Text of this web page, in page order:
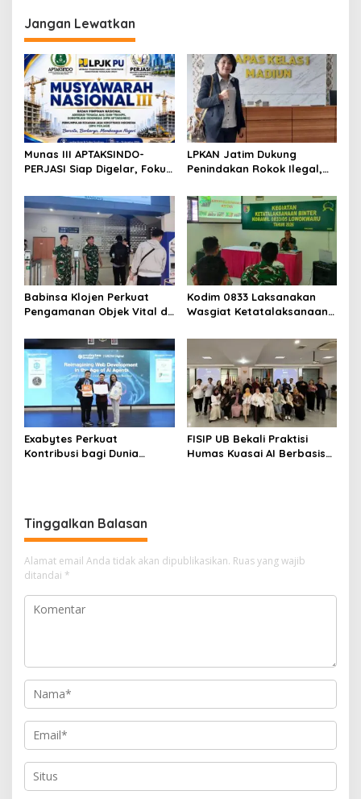
Wajib Dilakukan
Jangan Lewatkan
Munas III APTAKSINDO-
PERJASI Siap Digelar, Fokus
Regenerasi Kepemimpinan
LPKAN Jatim Dukung
Penindakan Rokok Ilegal,
Jangan Korbankan Petani
Babinsa Klojen Perkuat
Pengamanan Objek Vital di
Lama
Kodim 0833 Laksanakan
Wasgiat Ketatalaksanaan
Exabytes Perkuat
Kontribusi bagi Dunia
FISIP UB Bekali Praktisi
Humas Kuasai AI Berbasis
Tinggalkan Balasan
Alamat email Anda tidak akan dipublikasikan. Ruas yang wajib
ditandai *